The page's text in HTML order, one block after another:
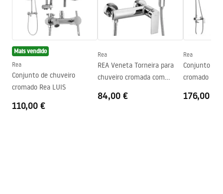
Material de manuseamento
Latão
Perfis de acabamento
Cromo
Ajuste de perfil
100 mm
Conjunto de juntas incluído
Pode ser instalado sem uma
base de duche
Sim
24 meses
instrukcja
Instrukcja_zmiany_kierunku_drzwi_ALEX.pdf
Mais vendido
Rea
Conjunto de chuveiro
cromado Rea LUIS
110,00 €
Rea
REA Veneta Torneira para
chuveiro cromada com
84,00 €
Rea
Conjunto de
cromado
176,00 €